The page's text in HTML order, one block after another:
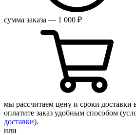
сумма заказа — 1 000 ₽
мы рассчитаем цену и сроки доставки
оплатите заказ удобным способом
доставки).
или